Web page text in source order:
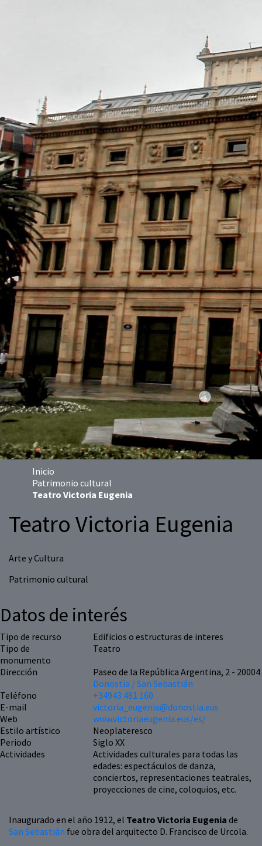
Inicio
Patrimonio cultural
Teatro Victoria Eugenia
Teatro Victoria Eugenia
Arte y Cultura
Patrimonio cultural
Inaugurado en el año 1912, el Teatro Victoria Eugenia de
San Sebastián fue obra del arquitecto D. Francisco de Urcola.
Datos de interés
Tipo de recurso
Edificios o estructuras de interes
Tipo de
monumento
Teatro
Dirección
Paseo de la República Argentina, 2 - 20004
Donostia / San Sebastián
Teléfono
+34943 481 160
E-mail
victoria_eugenia@donostia.eus
Web
www.victoriaeugenia.eus/es/
Estilo artístico
Neoplateresco
Periodo
Siglo XX
Actividades
Actividades culturales para todas las
edades: espectáculos de danza,
conciertos, representaciones teatrales,
proyecciones de cine, coloquios, etc.